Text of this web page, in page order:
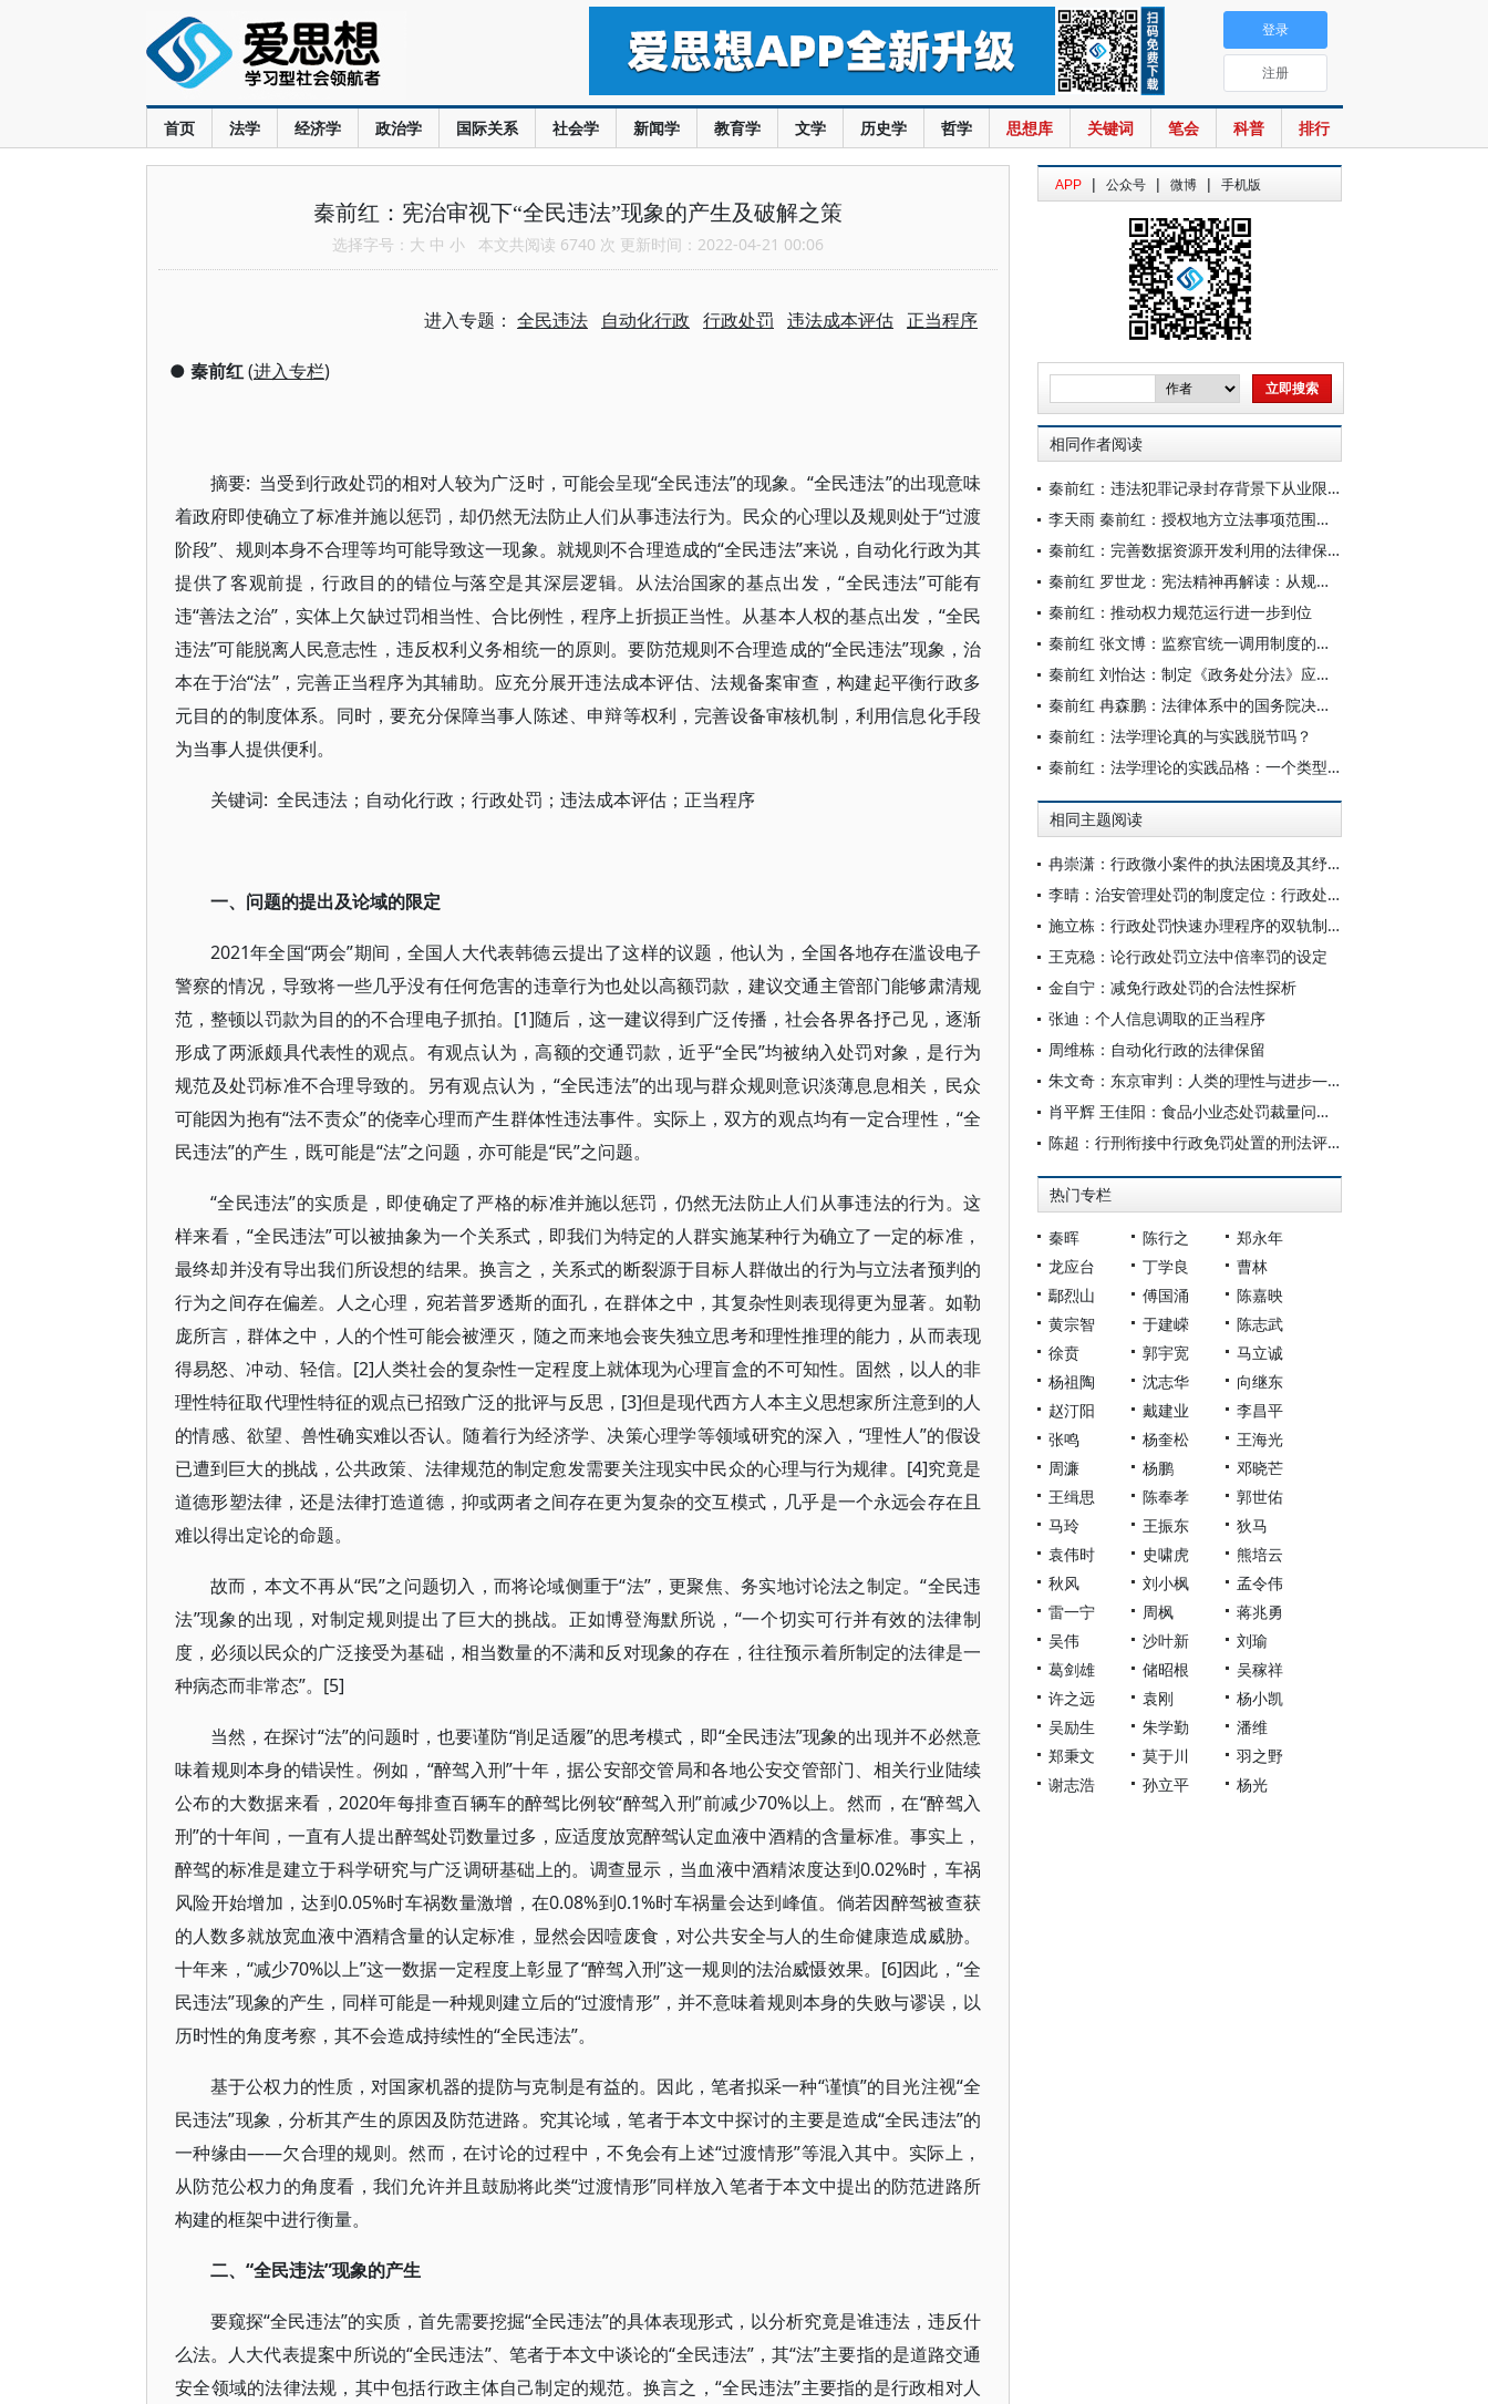
首页 法学 经济学 政治学 国际关系 社会学 新闻学 教育学 文学 历史学 哲学 思想库 关键词 笔会 科普 排行
登录
注册
秦前红：宪治审视下“全民违法”现象的产生及破解之策
选择字号： 大 中 小 本文共阅读 6740 次 更新时间：2022-04-21 00:06
进入专题： 全民违法 自动化行政 行政处罚 违法成本评估 正当程序
● 秦前红(进入专栏)
摘要: 当受到行政处罚的相对人较为广泛时，可能会呈现“全民违法”的现象。“全民违法”的出现意味
着政府即使确立了标准并施以惩罚，却仍然无法防止人们从事违法行为。民众的心理以及规则处于“过渡
阶段”、规则本身不合理等均可能导致这一现象。就规则不合理造成的“全民违法”来说，自动化行政为其
提供了客观前提，行政目的的错位与落空是其深层逻辑。从法治国家的基点出发，“全民违法”可能有
违“善法之治”，实体上欠缺过罚相当性、合比例性，程序上折损正当性。从基本人权的基点出发，“全民
违法”可能脱离人民意志性，违反权利义务相统一的原则。要防范规则不合理造成的“全民违法”现象，治
本在于治“法”，完善正当程序为其辅助。应充分展开违法成本评估、法规备案审查，构建起平衡行政多
元目的的制度体系。同时，要充分保障当事人陈述、申辩等权利，完善设备审核机制，利用信息化手段
为当事人提供便利。
关键词: 全民违法；自动化行政；行政处罚；违法成本评估；正当程序
一、问题的提出及论域的限定
2021年全国“两会”期间，全国人大代表韩德云提出了这样的议题，他认为，全国各地存在滥设电子
警察的情况，导致将一些几乎没有任何危害的违章行为也处以高额罚款，建议交通主管部门能够肃清规
范，整顿以罚款为目的的不合理电子抓拍。[1]随后，这一建议得到广泛传播，社会各界各抒己见，逐渐
形成了两派颇具代表性的观点。有观点认为，高额的交通罚款，近乎“全民”均被纳入处罚对象，是行为
规范及处罚标准不合理导致的。另有观点认为，“全民违法”的出现与群众规则意识淡薄息息相关，民众
可能因为抱有“法不责众”的侥幸心理而产生群体性违法事件。实际上，双方的观点均有一定合理性，“全
民违法”的产生，既可能是“法”之问题，亦可能是“民”之问题。
“全民违法”的实质是，即使确定了严格的标准并施以惩罚，仍然无法防止人们从事违法的行为。这
样来看，“全民违法”可以被抽象为一个关系式，即我们为特定的人群实施某种行为确立了一定的标准，
最终却并没有导出我们所设想的结果。换言之，关系式的断裂源于目标人群做出的行为与立法者预判的
行为之间存在偏差。人之心理，宛若普罗透斯的面孔，在群体之中，其复杂性则表现得更为显著。如勒
庞所言，群体之中，人的个性可能会被湮灭，随之而来地会丧失独立思考和理性推理的能力，从而表现
得易怒、冲动、轻信。[2]人类社会的复杂性一定程度上就体现为心理盲盒的不可知性。固然，以人的非
理性特征取代理性特征的观点已招致广泛的批评与反思，[3]但是现代西方人本主义思想家所注意到的人
的情感、欲望、兽性确实难以否认。随着行为经济学、决策心理学等领域研究的深入，“理性人”的假设
已遭到巨大的挑战，公共政策、法律规范的制定愈发需要关注现实中民众的心理与行为规律。[4]究竟是
道德形塑法律，还是法律打造道德，抑或两者之间存在更为复杂的交互模式，几乎是一个永远会存在且
难以得出定论的命题。
故而，本文不再从“民”之问题切入，而将论域侧重于“法”，更聚焦、务实地讨论法之制定。“全民违
法”现象的出现，对制定规则提出了巨大的挑战。正如博登海默所说，“一个切实可行并有效的法律制
度，必须以民众的广泛接受为基础，相当数量的不满和反对现象的存在，往往预示着所制定的法律是一
种病态而非常态”。[5]
当然，在探讨“法”的问题时，也要谨防“削足适履”的思考模式，即“全民违法”现象的出现并不必然意
味着规则本身的错误性。例如，“醉驾入刑”十年，据公安部交管局和各地公安交管部门、相关行业陆续
公布的大数据来看，2020年每排查百辆车的醉驾比例较“醉驾入刑”前减少70%以上。然而，在“醉驾入
刑”的十年间，一直有人提出醉驾处罚数量过多，应适度放宽醉驾认定血液中酒精的含量标准。事实上，
醉驾的标准是建立于科学研究与广泛调研基础上的。调查显示，当血液中酒精浓度达到0.02%时，车祸
风险开始增加，达到0.05%时车祸数量激增，在0.08%到0.1%时车祸量会达到峰值。倘若因醉驾被查获
的人数多就放宽血液中酒精含量的认定标准，显然会因噎废食，对公共安全与人的生命健康造成威胁。
十年来，“减少70%以上”这一数据一定程度上彰显了“醉驾入刑”这一规则的法治威慑效果。[6]因此，“全
民违法”现象的产生，同样可能是一种规则建立后的“过渡情形”，并不意味着规则本身的失败与谬误，以
历时性的角度考察，其不会造成持续性的“全民违法”。
基于公权力的性质，对国家机器的提防与克制是有益的。因此，笔者拟采一种“谨慎”的目光注视“全
民违法”现象，分析其产生的原因及防范进路。究其论域，笔者于本文中探讨的主要是造成“全民违法”的
一种缘由——欠合理的规则。然而，在讨论的过程中，不免会有上述“过渡情形”等混入其中。实际上，
从防范公权力的角度看，我们允许并且鼓励将此类“过渡情形”同样放入笔者于本文中提出的防范进路所
构建的框架中进行衡量。
二、“全民违法”现象的产生
要窥探“全民违法”的实质，首先需要挖掘“全民违法”的具体表现形式，以分析究竟是谁违法，违反什
么法。人大代表提案中所说的“全民违法”、笔者于本文中谈论的“全民违法”，其“法”主要指的是道路交通
安全领域的法律法规，其中包括行政主体自己制定的规范。换言之，“全民违法”主要指的是行政相对人
APP | 公众号 | 微博 | 手机版
相同作者阅读
秦前红：违法犯罪记录封存背景下从业限制措施的优化
李天雨 秦前红：授权地方立法事项范围的扩张逻辑与规范进路
秦前红：完善数据资源开发利用的法律保障体系
秦前红 罗世龙：宪法精神再解读：从规范主义到功能主义
秦前红：推动权力规范运行进一步到位
秦前红 张文博：监察官统一调用制度的法治调试
秦前红 刘怡达：制定《政务处分法》应处理好的七对关系
秦前红 冉森鹏：法律体系中的国务院决定：类型、性质与制度化
秦前红：法学理论真的与实践脱节吗？
秦前红：法学理论的实践品格：一个类型化分析
相同主题阅读
冉崇潇：行政微小案件的执法困境及其纾解
李晴：治安管理处罚的制度定位：行政处罚还是刑罚
施立栋：行政处罚快速办理程序的双轨制构造
王克稳：论行政处罚立法中倍率罚的设定
金自宁：减免行政处罚的合法性探析
张迪：个人信息调取的正当程序
周维栋：自动化行政的法律保留
朱文奇：东京审判：人类的理性与进步——析“胜者的正义”论
肖平辉 王佳阳：食品小业态处罚裁量问题研究——以“芹菜案”展开
陈超：行刑衔接中行政免罚处置的刑法评价
热门专栏
秦晖 陈行之
郑永年
龙应台
丁学良
曹林
鄢烈山
傅国涌
陈嘉映
黄宗智
于建嵘
陈志武
徐贲
郭宇宽
马立诚
杨祖陶
沈志华
向继东
赵汀阳
戴建业
李昌平
张鸣
杨奎松
王海光
周濂
杨鹏
邓晓芒
王缉思
陈奉孝
郭世佑
马玲
王振东
狄马
袁伟时
史啸虎
熊培云
秋风
刘小枫
孟令伟
雷一宁
周枫
蒋兆勇
吴伟
沙叶新
刘瑜
葛剑雄
储昭根
吴稼祥
许之远
袁刚
杨小凯
吴励生
朱学勤
潘维
郑秉文
莫于川
羽之野
谢志浩
孙立平 杨光